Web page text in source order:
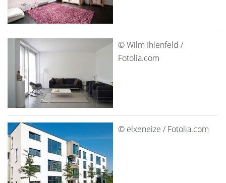
© Wilm Ihlenfeld /
Fotolia.com
© elxeneize / Fotolia.com